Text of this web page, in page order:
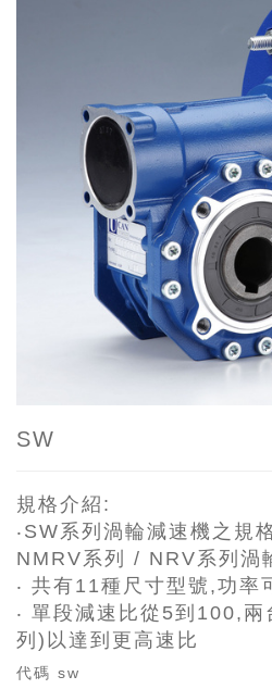
SW
規格介紹:
‧SW系列渦輪減速機之規
NMRV系列 / NRV系列渦
‧ 共有11種尺寸型號,功
‧ 單段減速比從5到100,
列)以達到更高速比
代碼 sw